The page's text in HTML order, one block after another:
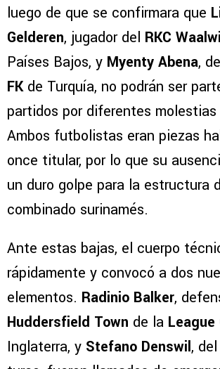
luego de que se confirmara que
Gelderen, jugador del RKC
Países Bajos, y Myenty Abena,
FKde Turquía, no podrán ser
partidos por diferentes
Ambos futbolistas eran piezas
once titular, por lo que su
un duro golpe para la estructura
combinado surinamés.
Ante estas bajas, el cuerpo
rápidamente y convocó a dos
elementos. Radinio Balker,
Huddersfield Town de la League
Inglaterra, y Stefano Denswil, del